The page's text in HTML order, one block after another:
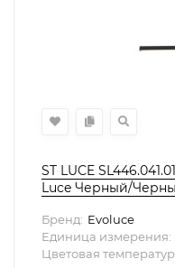
ST LUCE
Luce Черный/
Бренд: Evoluce
Единица измерения:
Цветовая